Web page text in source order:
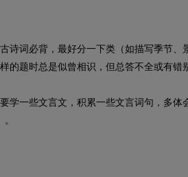
词必背，最好分一下类（如描写季节、
的题时总是似曾相识，但总答不全或有错
一些文言文，积累一些文言词句，多体